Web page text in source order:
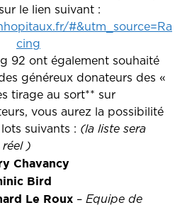
le lien suivant :
#&utm_source=Ra
cing
92 ont également souhaité
généreux donateurs des «
tirage au sort** sur
vous aurez la possibilité
suivants : (la liste sera
)
Chavancy
Bird
Le Roux – Equipe de